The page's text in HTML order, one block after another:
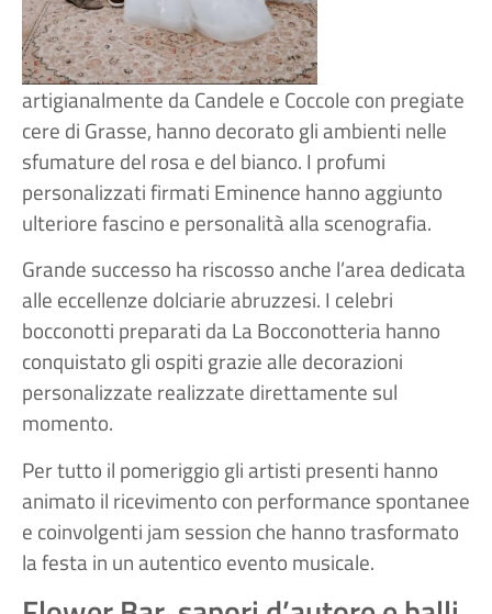
artigianalmente da Candele e Coccole con pregiate
cere di Grasse, hanno decorato gli ambienti nelle
sfumature del rosa e del bianco. I profumi
personalizzati firmati Eminence hanno aggiunto
ulteriore fascino e personalità alla scenografia.
Grande successo ha riscosso anche l’area dedicata
alle eccellenze dolciarie abruzzesi. I celebri
bocconotti preparati da La Bocconotteria hanno
conquistato gli ospiti grazie alle decorazioni
personalizzate realizzate direttamente sul
momento.
Per tutto il pomeriggio gli artisti presenti hanno
animato il ricevimento con performance spontanee
e coinvolgenti jam session che hanno trasformato
la festa in un autentico evento musicale.